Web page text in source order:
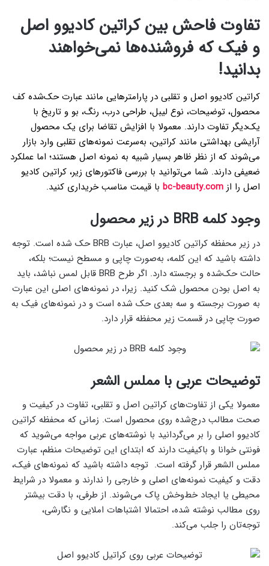
تفاوت فاحش بین کراتین کادیوو اصل
و فیک که فروشنده‌ها نمی‌خواهند
بدانید!
کراتین کادیوو اصل و تقلبی در پارامترهایی مانند عبارت حک‌شده کف
محصول، توضیحات، نوع لیبل، طراحی درب، رنگ، بو و تاریخ با
یک‌دیگر تفاوت دارند. معمولا با افزایش تقاضا برای یک محصول
آرایشی بهداشتی مانند کراتین، به‌سرعت نمونه‌های تقلبی وارد بازار
می‌شوند که از نظر ظاهر بسیار شبیه به نمونه اصل هستند؛ اما عملکرد
ضعیفی دارند. شما می‌توانید با بررسی فاکتور‌های زیر، کراتین کادیو‌
اصل را از bc-beauty.com با قیمت مناسب خریداری کنید.
وجود کلمه BRB در زیر محصول
در زیر محفظه کراتین کادیوو اصل، عبارت BRB حک شده است. توجه
داشته باشید که این کلمه، به‌صورت چاپی و مسطح نیست؛ بلکه،
حالت حک‌شده و برجسته دارد. اگر طرح BRB قابل لمس نباشد، باید
به اصل بودن محصول شک کنید. زیرا، در نمونه‌های اصلی این عبارت
به صورت برجسته و سه بعدی حک شده است و در نمونه‌های فیک به
صورت چاپی در قسمت زیر محفظه قرار دارد.
توضیحات عربی با مملس الشعر
معمولا یکی از تفاوت‌های کراتین اصل و تقلبی، تفاوت در کیفیت و
صحت مطالب درج‌شده روی محصول است. زمانی که محفظه کراتین
کادیوو اصلی را بر می‌گردانید با نوشته‌های عربی مواجه می‌شوید که
فونتی خوانا و باکیفیت دارند که ابتدای این توضیحات منظم، عبارت
مملس الشعر قرار گرفته است. توجه داشته باشید که نمونه‌های فیک،
دقت و کیفیت نمونه‌های اصلی و خارجی را ندارند و معمولا در شرایط
محیطی یا ایجاد خط‌‌و‌خش پاک می‌شوند. از طرفی، با دقت بیشتر
روی مطالب نوشته شده، احتمالا اشتباهات املایی و نگارشی،
توجه‌تان را جلب می‌کند.